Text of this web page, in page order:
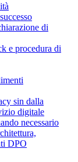
di
e procedura di
sin dalla
digitale
necessario
DPO